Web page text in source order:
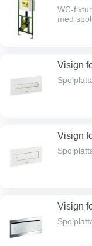
WC-
med
Visign
Visign
Visign